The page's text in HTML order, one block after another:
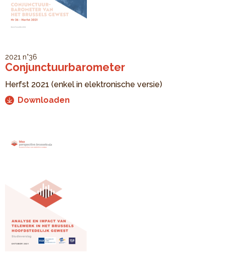
2021 n°36
Conjunctuurbarometer
Herfst 2021 (enkel in elektronische versie)
Downloaden